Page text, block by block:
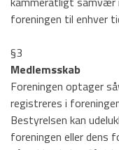
Voksenhold
Billeder
Tilmelding
Kontakt os
foreningen til enhver
§3
Medlemsskab
Foreningen optager
registreres i
Bestyrelsen kan
foreningen eller dens